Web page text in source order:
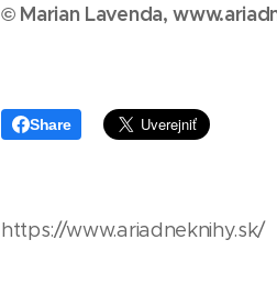
© Marian Lavenda,
Share
https://www.ariadneknihy.sk/